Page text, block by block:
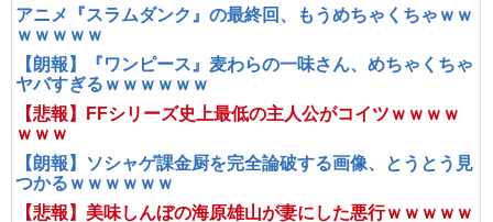
アニメ『スラムダンク』の最終回、もうめちゃくちゃｗｗ
ｗｗｗｗｗ
【朗報】『ワンピース』麦わらの一味さん、めちゃくちゃ
ヤバすぎるｗｗｗｗｗｗ
【悲報】FFシリーズ史上最低の主人公がコイツｗｗｗｗ
ｗｗｗ
【朗報】ソシャゲ課金厨を完全論破する画像、とうとう見
つかるｗｗｗｗｗｗ
【悲報】美味しんぼの海原雄山が妻にした悪行ｗｗｗｗｗ